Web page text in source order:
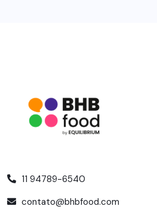
11 94789-6540
contato@bhbfood.com